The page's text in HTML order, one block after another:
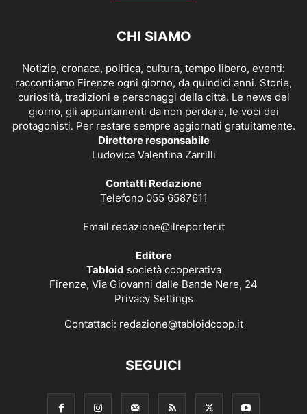
CHI SIAMO
Notizie, cronaca, politica, cultura, tempo libero, eventi:
raccontiamo Firenze ogni giorno, da quindici anni. Storie,
curiosità, tradizioni e personaggi della città. Le news del
giorno, gli appuntamenti da non perdere, le voci dei
protagonisti. Per restare sempre aggiornati gratuitamente.
Direttore responsabile
Ludovica Valentina Zarrilli
Contatti Redazione
Telefono 055 6587611
Email redazione@ilreporter.it
Editore
Tabloid società cooperativa
Firenze, Via Giovanni dalle Bande Nere, 24
Privacy Settings
Contattaci: redazione@tabloidcoop.it
SEGUICI